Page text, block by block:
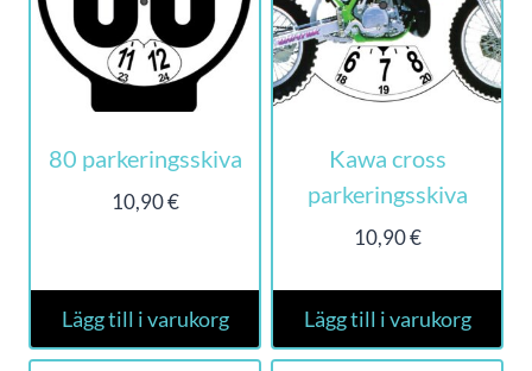
80 parkeringsskiva
10,90€
Lägg till i varukorg
Kawa cross
parkeringsskiva
10,90€
Lägg till i varukorg